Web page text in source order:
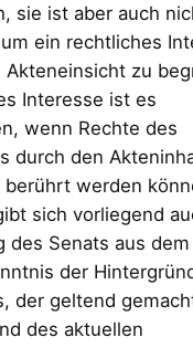
sie ist aber auch
ein rechtliches
zu
Interesse ist es
wenn Rechte des
durch den
werden
sich vorliegend
des Senats aus
der
der geltend
des aktuellen